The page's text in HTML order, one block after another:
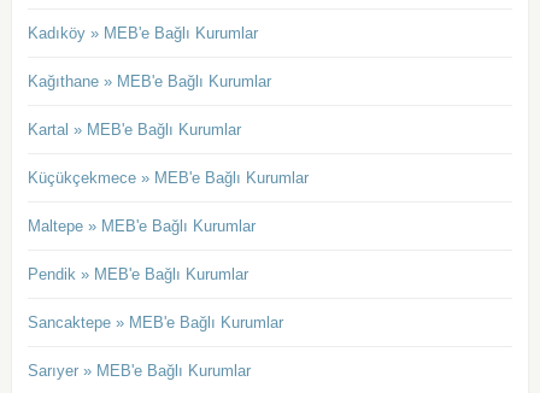
Kadıköy » MEB'e Bağlı Kurumlar
Kağıthane » MEB'e Bağlı Kurumlar
Kartal » MEB'e Bağlı Kurumlar
Küçükçekmece » MEB'e Bağlı Kurumlar
Maltepe » MEB'e Bağlı Kurumlar
Pendik » MEB'e Bağlı Kurumlar
Sancaktepe » MEB'e Bağlı Kurumlar
Sarıyer » MEB'e Bağlı Kurumlar